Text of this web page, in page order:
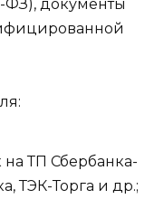
ФЗ), документы
на ТП Сбербанка-
ТЭК-Торга и др.;